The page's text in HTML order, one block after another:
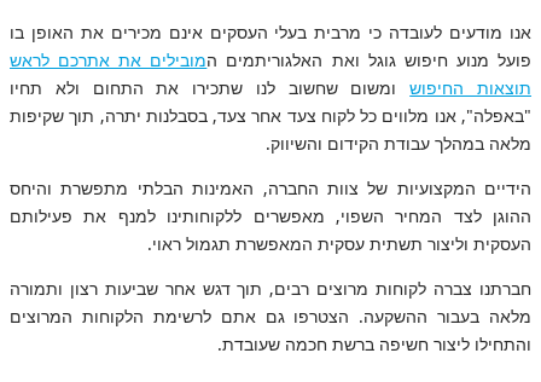
אנו מודעים לעובדה כי מרבית בעלי העסקים אינם מכירים את האופן בו
פועל מנוע חיפוש גוגל ואת האלגוריתמים המובילים את אתרכם לראש
תוצאות החיפושומשום שחשוב לנו שתכירו את התחום ולא תחיו
"באפלה", אנו מלווים כל לקוח צעד אחר צעד, בסבלנות יתרה, תוך שקיפות
מלאה במהלך עבודת הקידום והשיווק.
הידיים המקצועיות של צוות החברה, האמינות הבלתי מתפשרת והיחס
ההוגן לצד המחיר השפוי, מאפשרים ללקוחותינו למנף את פעילותם
העסקית וליצור תשתית עסקית המאפשרת תגמול ראוי.
חברתנו צברה לקוחות מרוצים רבים, תוך דגש אחר שביעות רצון ותמורה
מלאה בעבור ההשקעה. הצטרפו גם אתם לרשימת הלקוחות המרוצים
והתחילו ליצור חשיפה ברשת חכמה שעובדת.